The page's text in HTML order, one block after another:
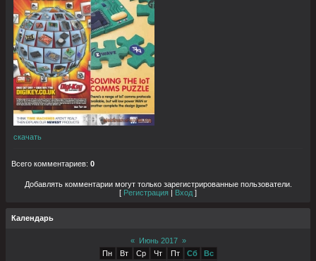
скачать
Всего комментариев: 0
Добавлять комментарии могут только зарегистрированные пользователи.
[ Регистрация | Вход ]
Календарь
« Июнь 2017 »
Пн
Вт Ср Чт Пт Сб Вс